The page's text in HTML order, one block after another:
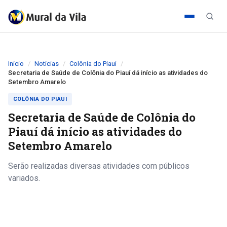
Início Notícias
Colônia do Piaui
Secretaria de Saúde de Colônia do Piauí dá início as atividades do
Setembro Amarelo
COLÔNIA DO PIAUI
Secretaria de Saúde de Colônia do
Piauí dá início as atividades do
Setembro Amarelo
Serão realizadas diversas atividades com públicos
variados.